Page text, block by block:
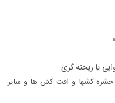
یا ریخته گری
حشره کشها و افت کش ها و سایر